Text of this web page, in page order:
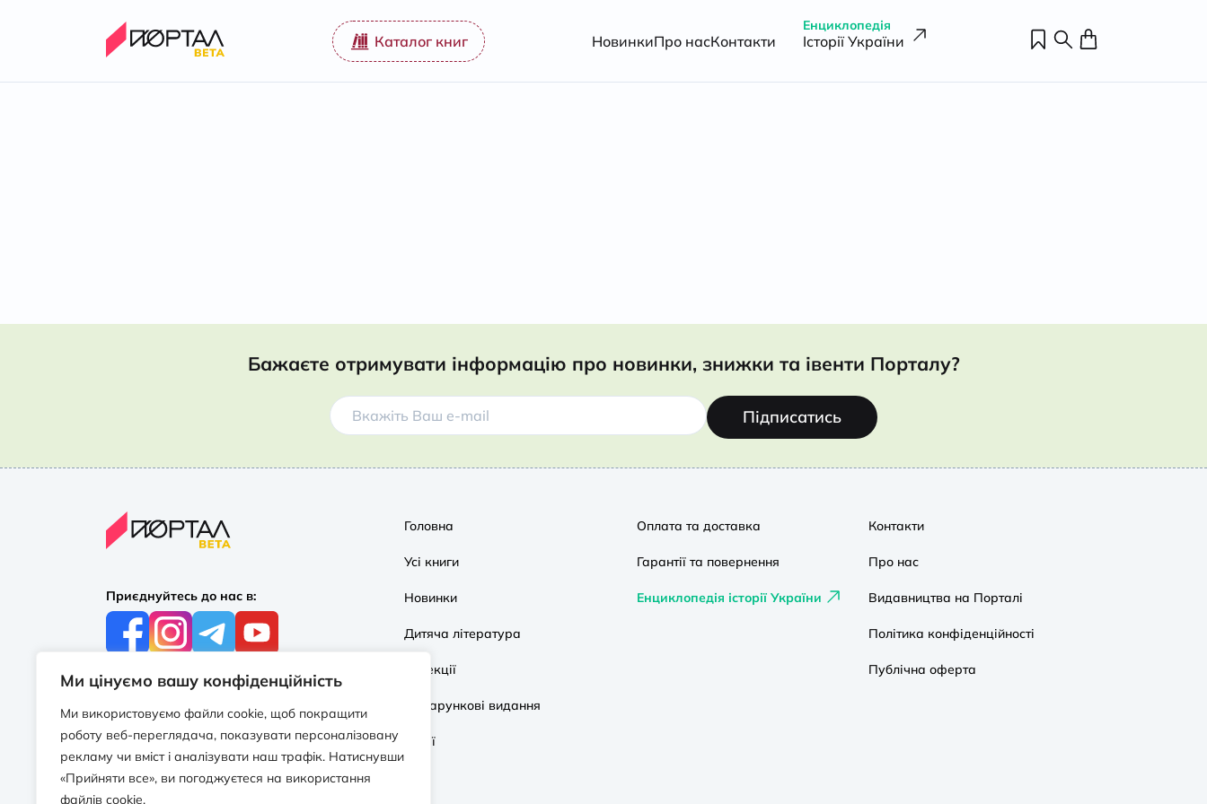
Ми цінуємо вашу конфіденційність
Ми використовуємо файли cookie, щоб покращити
роботу веб-переглядача, показувати персоналізовану
рекламу чи вміст і аналізувати наш трафік. Натиснувши
«Прийняти все», ви погоджуєтеся на використання
файлів cookie.
Каталог книг НовинкиПро насКонтакти
Енциклопедія
Історії України
Бажаєте отримувати інформацію про новинки, знижки та івенти Порталу?
Підписатись
Приєднуйтесь до нас в:
З усіх питань:
+38 097 244 16 56
info@portalbooks.com.ua
Працюємо в будні з 10:00 до 18:00
З приводу співпраці:
Головна
Усі книги
Новинки
Дитяча література
Колекції
Подарункові видання
Акції
Оплата та доставка
Гарантії та повернення
Енциклопедія історії України
Контакти
Про нас
Видавництва на Порталі
Політика конфіденційності
Публічна оферта